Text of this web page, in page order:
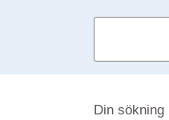
Din sökning